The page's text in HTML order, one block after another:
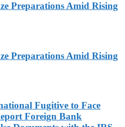
Preparations Amid Rising
Preparations Amid Rising
Fugitive to Face
Foreign Bank